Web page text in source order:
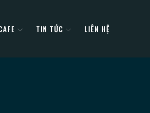
TIN TỨC LIÊN HỆ